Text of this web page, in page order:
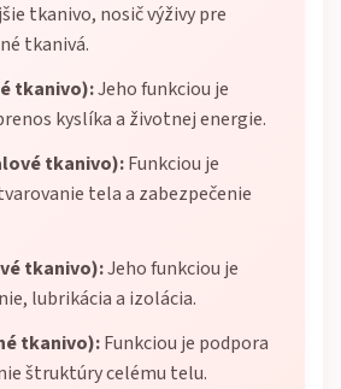
tkanivo, nosič výživy pre
tkanivá.
tkanivo):Jeho funkciou je
kyslíka a životnej energie.
tkanivo):Funkciou je
tela a zabezpečenie
tkanivo):Jeho funkciou je
lubrikácia a izolácia.
tkanivo):Funkciou je podpora
štruktúry celému telu.